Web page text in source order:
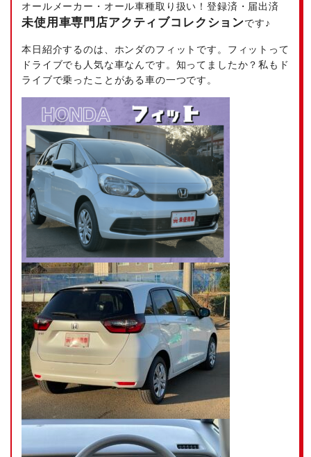
オールメーカー・オール車種取り扱い！登録済・届出済
未使用車専門店アクティブコレクションです♪
本日紹介するのは、ホンダのフィットです。フィットって
ドライブでも人気な車なんです。知ってましたか？私もド
ライブで乗ったことがある車の一つです。